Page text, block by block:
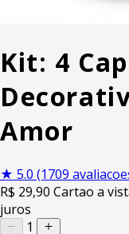
Kit: 4
Amor
★ 5.0 (1709
R$ 29,90 Cartao a
juros
1